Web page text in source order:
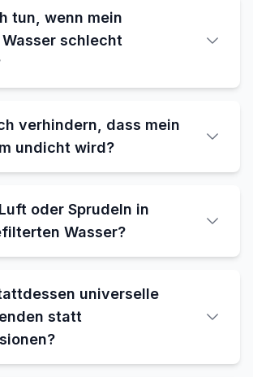
tun, wenn mein
schlecht
verhindern, dass mein
undicht wird?
oder Sprudeln in
Wasser?
universelle
statt